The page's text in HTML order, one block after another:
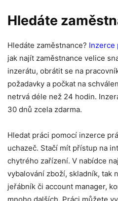
Hledáte
Hledáte zaměstnance? Inzerce
jak najít zaměstnance velice
inzerátu, obrátit se na
požadavky a počkat na
netrvá déle než 24 hodin.
30 dnů zcela zdarma.
Hledat práci pomocí inzerce
uchazeč. Stačí mít přístup na
chytrého zařízení. V nabídce
vybalování zboží, skladník, tak
jeřábník či account manager,